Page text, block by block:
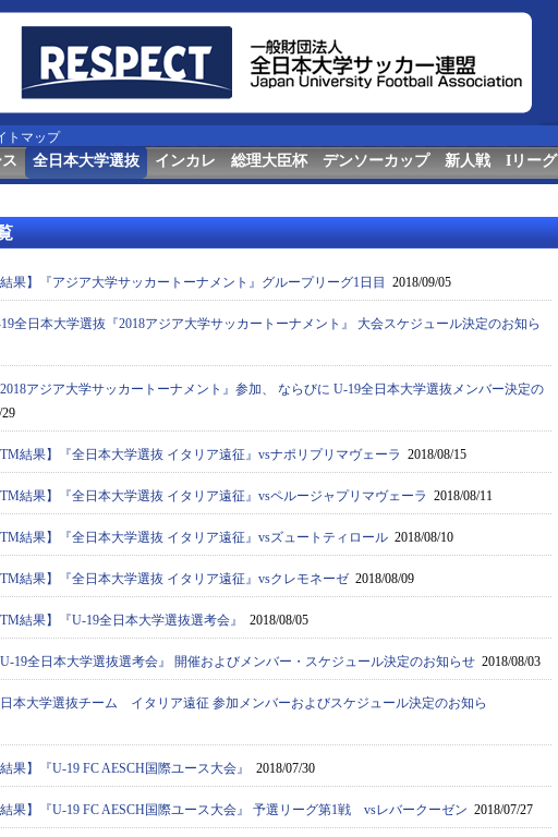
トマップ
全日本大学選抜 インカレ 総理大臣杯 デンソーカップ 新人戦 Iリーグ
結果】『アジア大学サッカートーナメント』グループリーグ1日目 2018/09/05
全日本大学選抜『2018アジア大学サッカートーナメント』 大会スケジュール決定のお知ら
2018アジア大学サッカートーナメント』参加、 ならびに U-19全日本大学選抜メンバー決定の
TM結果】『全日本大学選抜 イタリア遠征』vsナポリプリマヴェーラ 2018/08/15
TM結果】『全日本大学選抜 イタリア遠征』vsペルージャプリマヴェーラ 2018/08/11
TM結果】『全日本大学選抜 イタリア遠征』vsズュートティロール 2018/08/10
TM結果】『全日本大学選抜 イタリア遠征』vsクレモネーゼ 2018/08/09
TM結果】『U-19全日本大学選抜選考会』 2018/08/05
U-19全日本大学選抜選考会』 開催およびメンバー・スケジュール決定のお知らせ 2018/08/03
本大学選抜チーム イタリア遠征 参加メンバーおよびスケジュール決定のお知ら
結果】『U-19 FC AESCH国際ユース大会』 2018/07/30
結果】『U-19 FC AESCH国際ユース大会』 予選リーグ第1戦 vsレバークーゼン 2018/07/27